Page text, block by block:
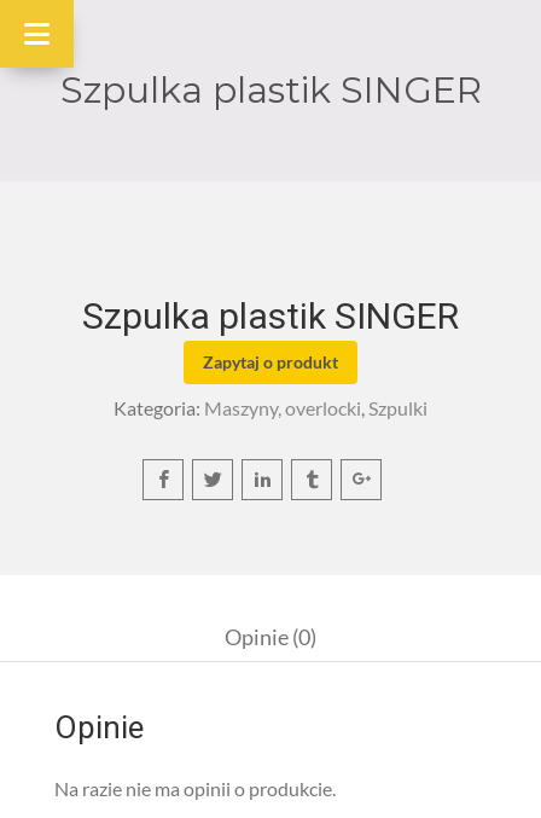
Szpulka plastik SINGER
Szpulka plastik SINGER
Zapytaj o produkt
Kategoria: Maszyny, overlocki,Szpulki
Opinie (0)
Opinie
Na razie nie ma opinii o produkcie.